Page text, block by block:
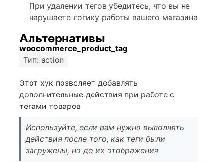
При удалении тегов убедитесь, что вы не
нарушаете логику работы вашего магазина
Альтернативы
woocommerce_product_tag
Тип: action
Этот хук позволяет добавлять
дополнительные действия при работе с
тегами товаров
Используйте, если вам нужно выполнять
действия после того, как теги были
загружены, но до их отображения